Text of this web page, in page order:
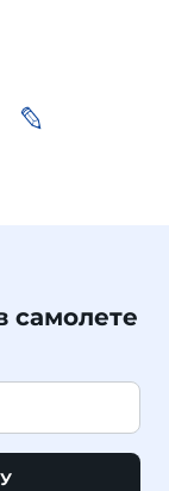
самолете